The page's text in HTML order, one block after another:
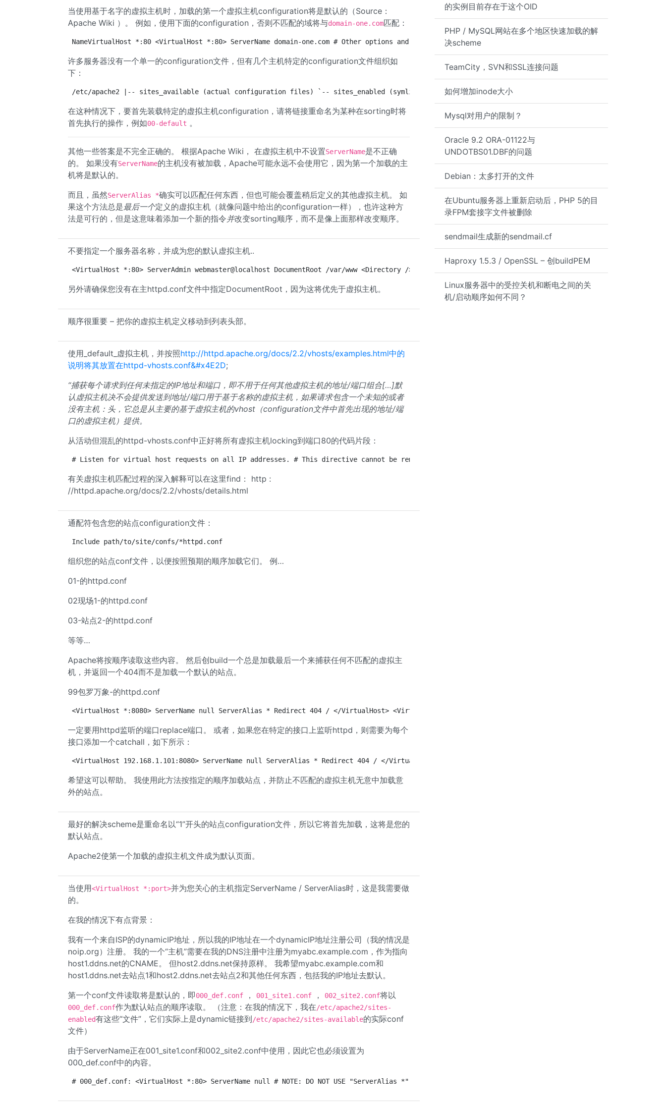
的实例目前存在于这个OID
PHP / MySQL网站在多个地区快速加载的解
决scheme
TeamCity，SVN和SSL连接问题
如何增加inode大小
Mysql对用户的限制？
Oracle 9.2 ORA-01122与
UNDOTBS01.DBF的问题
Debian：太多打开的文件
在Ubuntu服务器上重新启动后，PHP 5的目
录FPM套接字文件被删除
sendmail生成新的sendmail.cf
Haproxy 1.5.3 / OpenSSL – 创buildPEM
Linux服务器中的受控关机和断电之间的关
机/启动顺序如何不同？
当使用基于名字的虚拟主机时，加载的第一个虚拟主机configuration将是默认的（Source：
Apache Wiki ）。 例如，使用下面的configuration，否则不匹配的域将与domain-one.com匹配：
NameVirtualHost *:80 <VirtualHost *:80> ServerName domain-one.com # Other options and directives .. </VirtualHost> <VirtualHost *:80> ServerName
许多服务器没有一个单一的configuration文件，但有几个主机特定的configuration文件组织如
下：
/etc/apache2 |-- sites_available (actual configuration files) `-- sites_enabled (symlinks to files in sites_available)
在这种情况下，要首先装载特定的虚拟主机configuration，请将链接重命名为某种在sorting时将
首先执行的操作，例如00-default 。
其他一些答案是不完全正确的。 根据Apache Wiki， 在虚拟主机中不设置ServerName是不正确
的。 如果没有ServerName的主机没有被加载，Apache可能永远不会使用它，因为第一个加载的主
机将是默认的。
而且，虽然ServerAlias *确实可以匹配任何东西，但也可能会覆盖稍后定义的其他虚拟主机。 如
果这个方法总是最后一个定义的虚拟主机（就像问题中给出的configuration一样），也许这种方
法是可行的，但是这意味着添加一个新的指令并改变sorting顺序，而不是像上面那样改变顺序。
不要指定一个服务器名称，并成为您的默认虚拟主机..
<VirtualHost *:80> ServerAdmin webmaster@localhost DocumentRoot /var/www <Directory /> Options FollowSymLinks AllowOverride None </Directory>
另外请确保您没有在主httpd.conf文件中指定DocumentRoot，因为这将优先于虚拟主机。
顺序很重要 – 把你的虚拟主机定义移动到列表头部。
使用_default_虚拟主机，并按照http://httpd.apache.org/docs/2.2/vhosts/examples.html中的
说明将其放置在httpd-vhosts.conf&#x4E2D;
“捕获每个请求到任何未指定的IP地址和端口，即不用于任何其他虚拟主机的地址/端口组合[…]默
认虚拟主机决不会提供发送到地址/端口用于基于名称的虚拟主机，如果请求包含一个未知的或者
没有主机：头，它总是从主要的基于虚拟主机的vhost（configuration文件中首先出现的地址/端
口的虚拟主机）提供。
从活动但混乱的httpd-vhosts.conf中正好将所有虚拟主机locking到端口80的代码片段：
# Listen for virtual host requests on all IP addresses. # This directive cannot be removed: NameVirtualHost *:80 <VirtualHost _default_:80> # This
有关虚拟主机匹配过程的深入解释可以在这里find： http :
//httpd.apache.org/docs/2.2/vhosts/details.html
通配符包含您的站点configuration文件：
Include path/to/site/confs/*httpd.conf
组织您的站点conf文件，以便按照预期的顺序加载它们。 例…
01-的httpd.conf
02现场1-的httpd.conf
03-站点2-的httpd.conf
等等…
Apache将按顺序读取这些内容。 然后创build一个总是加载最后一个来捕获任何不匹配的虚拟主
机，并返回一个404而不是加载一个默认的站点。
99包罗万象-的httpd.conf
<VirtualHost *:8080> ServerName null ServerAlias * Redirect 404 / </VirtualHost> <VirtualHost *:8443> ServerName null ServerAlias * Redirect 404 / </
一定要用httpd监听的端口replace端口。 或者，如果您在特定的接口上监听httpd，则需要为每个
接口添加一个catchall，如下所示：
<VirtualHost 192.168.1.101:8080> ServerName null ServerAlias * Redirect 404 / </VirtualHost> <VirtualHost 192.168.1.101:8443> ServerName null
希望这可以帮助。 我使用此方法按指定的顺序加载站点，并防止不匹配的虚拟主机无意中加载意
外的站点。
最好的解决scheme是重命名以“1”开头的站点configuration文件，所以它将首先加载，这将是您的
默认站点。
Apache2使第一个加载的虚拟主机文件成为默认页面。
当使用<VirtualHost *:port>并为您关心的主机指定ServerName / ServerAlias时，这是我需要做
的。
在我的情况下有点背景：
我有一个来自ISP的dynamicIP地址，所以我的IP地址在一个dynamicIP地址注册公司（我的情况是
noip.org）注册。 我的一个“主机”需要在我的DNS注册中注册为myabc.example.com，作为指向
host1.ddns.net的CNAME。 但host2.ddns.net保持原样。 我希望myabc.example.com和
host1.ddns.net去站点1和host2.ddns.net去站点2和其他任何东西，包括我的IP地址去默认。
第一个conf文件读取将是默认的，即000_def.conf ， 001_site1.conf ， 002_site2.conf将以
000_def.conf作为默认站点的顺序读取。 （注意：在我的情况下，我在/etc/apache2/sites-
enabled有这些“文件”，它们实际上是dynamic链接到/etc/apache2/sites-available的实际conf
文件）
由于ServerName正在001_site1.conf和002_site2.conf中使用，因此它也必须设置为
000_def.conf中的内容。
# 000_def.conf: <VirtualHost *:80> ServerName null # NOTE: DO NOT USE "ServerAlias *" this seems to override the other conf files. </VirtualHost> #